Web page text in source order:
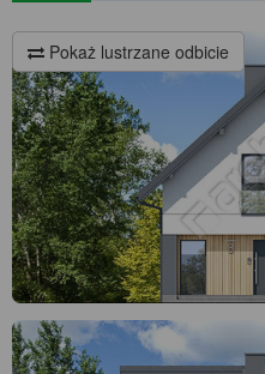
Pokaż lustrzane odbicie